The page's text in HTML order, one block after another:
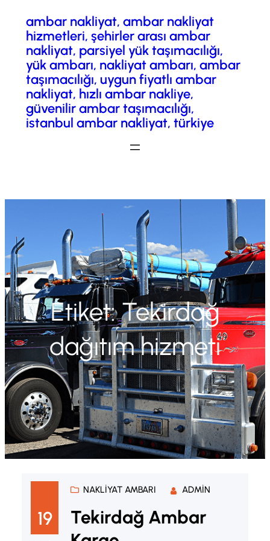
İçeriğeambar nakliyat, ambar nakliyat
hizmetleri, şehirler arası ambar
nakliyat, parsiyel yük taşımacılığı,
yük ambarı, nakliyat ambarı, ambar
taşımacılığı, uygun fiyatlı ambar
nakliyat, hızlı ambar nakliye,
güvenilir ambar taşımacılığı,
istanbul ambar nakliyat, türkiye
Etiket:Tekirdağ
dağıtım hizmeti
19
NAKLIYAT AMBARI ADMIN
Tekirdağ Ambar